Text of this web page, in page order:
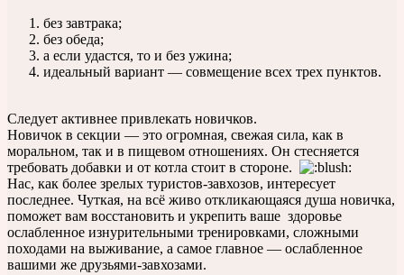
без завтрака;
без обеда;
а если удастся, то и без ужина;
идеальный вариант — совмещение всех трех пунктов.
Следует активнее привлекать новичков.
Новичок в секции — это огромная, свежая сила, как в
моральном, так и в пищевом отношениях. Он стесняется
требовать добавки и от котла стоит в стороне.
Нас, как более зрелых туристов-завхозов, интересует
последнее. Чуткая, на всё живо откликающаяся душа новичка,
поможет вам восстановить и укрепить ваше здоровье
ослабленное изнурительными тренировками, сложными
походами на выживание, а самое главное — ослабленное
вашими же друзьями-завхозами.